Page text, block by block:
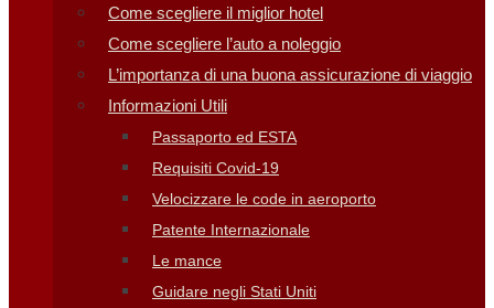
Come scegliere il miglior hotel
Come scegliere l’auto a noleggio
L’importanza di una buona assicurazione di viaggio
Informazioni Utili
Passaporto ed ESTA
Requisiti Covid-19
Velocizzare le code in aeroporto
Patente Internazionale
Le mance
Guidare negli Stati Uniti